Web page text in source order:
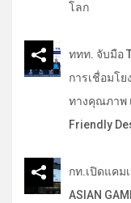
โลก
ททท. จับมือ
การเชื่อมโ
ทางคุณภาพ
Friendly
กท.เปิดแคม
ASIAN